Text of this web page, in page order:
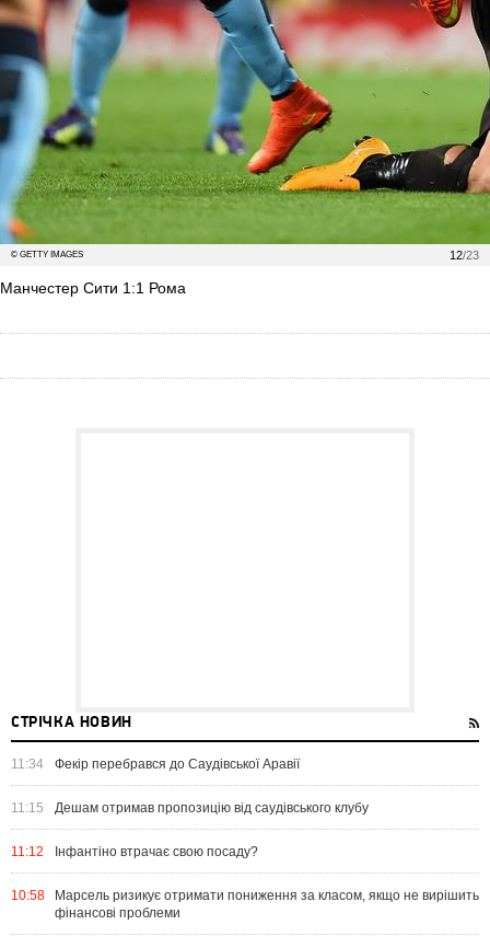
12/23
© GETTY IMAGES
Манчестер Сити 1:1 Рома
СТРІЧКА НОВИН
11:34 Фекір перебрався до Саудівської Аравії
11:15 Дешам отримав пропозицію від саудівського клубу
11:12 Інфантіно втрачає свою посаду?
10:58
Марсель ризикує отримати пониження за класом, якщо не вирішить
фінансові проблеми